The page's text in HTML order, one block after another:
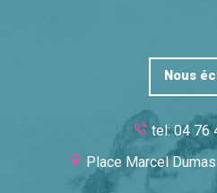
Nous
tel: 04 76
Place Marcel